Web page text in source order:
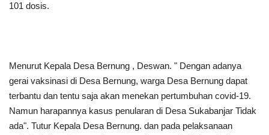
101 dosis.
Menurut Kepala Desa Bernung , Deswan. " Dengan adanya
gerai vaksinasi di Desa Bernung, warga Desa Bernung dapat
terbantu dan tentu saja akan menekan pertumbuhan covid-19.
Namun harapannya kasus penularan di Desa Sukabanjar Tidak
ada". Tutur Kepala Desa Bernung. dan pada pelaksanaan